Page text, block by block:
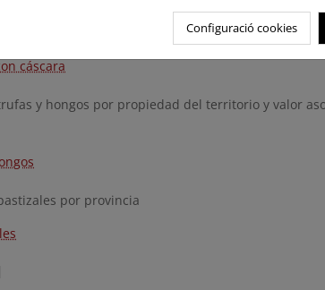
por propiedad del territorio y valor asociado.
cáscara
y hongos por propiedad del territorio y valor
por provincia
Configuració cookies